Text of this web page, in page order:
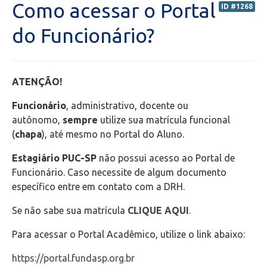
Portal do Aluno
Transporte Escolar
Secretaria de Administração Escolar - SAE
Financeiro
ID #1268
Como acessar o Portal
do Funcionário?
ATENÇÃO!
Funcionário, administrativo, docente ou
autônomo, sempre utilize sua matrícula funcional
(chapa), até mesmo no Portal do Aluno.
Estagiário PUC-SP não possui acesso ao Portal de
Funcionário. Caso necessite de algum documento
específico entre em contato com a DRH.
Se não sabe sua matrícula CLIQUE AQUI.
Para acessar o Portal Acadêmico, utilize o link abaixo:
https://portal.fundasp.org.br